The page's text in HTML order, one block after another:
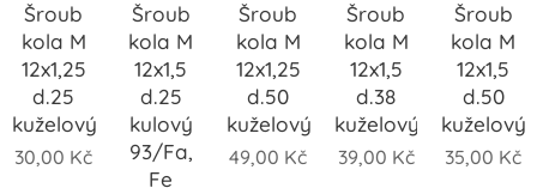
Šroub
kola M
12x1,25
d.25
kuželový
30,00 Kč
Šroub
kola M
12x1,5
d.25
kulový
93/Fa,
Fe
Šroub
kola M
12x1,25
d.50
kuželový
49,00 Kč
Šroub
kola M
12x1,5
d.38
kuželový
39,00 Kč
Šroub
kola M
12x1,5
d.50
kuželový
35,00 Kč